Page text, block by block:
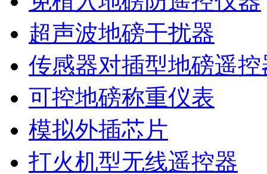
超声波地磅干扰器
传感器对插型地磅遥控
可控地磅称重仪表
模拟外插芯片
打火机型无线遥控器